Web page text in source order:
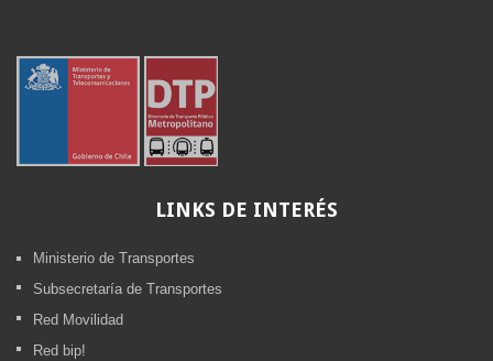
LINKS DE INTERÉS
Ministerio de Transportes
Subsecretaría de Transportes
Red Movilidad
Red bip!